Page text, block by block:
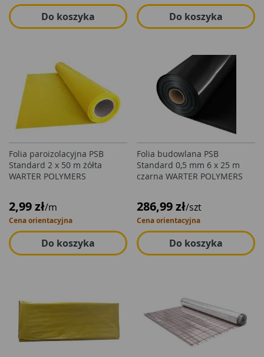
Do koszyka Do koszyka
Folia paroizolacyjna PSB
Standard 2 x 50 m żółta
WARTER POLYMERS
2,99 zł/m
Cena orientacyjna
Do koszyka
Folia budowlana PSB
Standard 0,5 mm 6 x 25 m
czarna WARTER POLYMERS
286,99 zł/szt
Cena orientacyjna
Do koszyka